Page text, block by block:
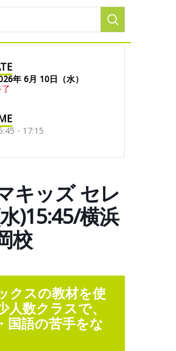
年 6月 10日（水）
- 17:15
キッズ セレ
)15:45/横浜
校
クスの教材を使
人数クラスで、
国語の苦手をな